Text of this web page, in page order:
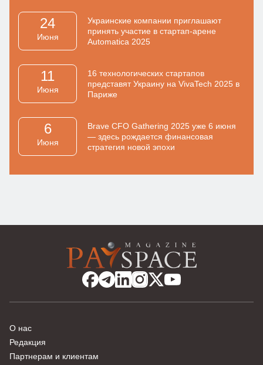
24
Июня
Украинские компании приглашают
принять участие в стартап-арене
Automatica 2025
11
Июня
16 технологических стартапов
представят Украину на VivaTech 2025 в
Париже
6
Июня
Brave CFO Gathering 2025 уже 6 июня
— здесь рождается финансовая
стратегия новой эпохи
О нас
Редакция
Партнерам и клиентам